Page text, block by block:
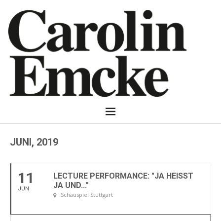
JUNI, 2019
11
JUN
LECTURE PERFORMANCE: "JA HEISST J
A UND..."
Schauspiel Stuttgart